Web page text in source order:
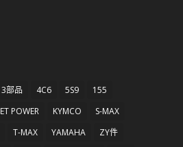
3部品 4C6 5S9
155
POWER KYMCO
S-MAX
T-MAX YAMAHA
ZY件